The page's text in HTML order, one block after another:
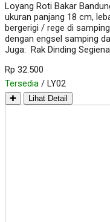
Loyang Roti Bakar
ukuran panjang 18 cm,
bergerigi / rege di
dengan engsel samping
Juga: Rak Dinding
Rp 32.500
Tersedia / LY02
✚ Lihat Detail